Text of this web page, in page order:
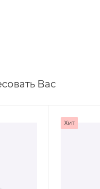
Вас
Хит